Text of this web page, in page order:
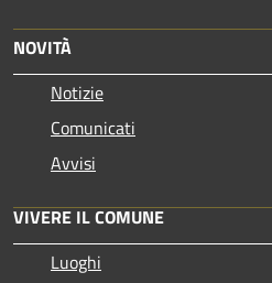
NOVITÀ
Notizie
Comunicati
Avvisi
VIVERE IL COMUNE
Luoghi